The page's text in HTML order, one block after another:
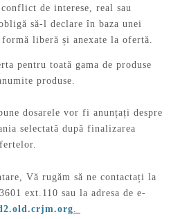
de interese, real sau
să-l declare în baza unei
liberă și anexate la ofertă.
pentru toată gama de produse
produse.
dosarele vor fi anunțați despre
selectată după finalizarea
Vă rugăm să ne contactați la
ext.110 sau la adresa de e-
.